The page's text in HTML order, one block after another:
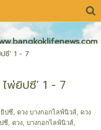
ซี’ 1 - 7
พ่ยิปซี’ 1 - 7
ปซี ดวง บางกอกไลฟ์นิวส์, ดวง
ซี ดวง, บางกอกไลฟ์นิวส์,